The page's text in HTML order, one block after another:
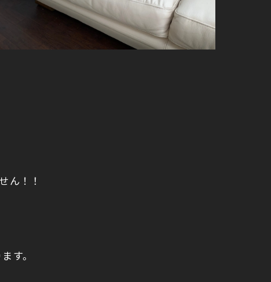
ん！！
す。